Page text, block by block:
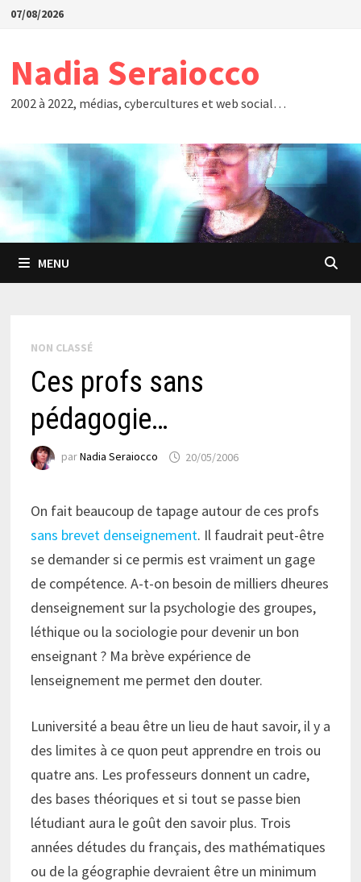
Passer
07/08/2026
Nadia Seraiocco
2002 à 2022, médias, cybercultures et web social…
MENU
NON CLASSÉ
Ces profs sans
pédagogie…
parNadia Seraiocco 20/05/2006
On fait beaucoup de tapage autour de ces profs
sans brevet denseignement. Il faudrait peut-être
se demander si ce permis est vraiment un gage
de compétence. A-t-on besoin de milliers dheures
denseignement sur la psychologie des groupes,
léthique ou la sociologie pour devenir un bon
enseignant ? Ma brève expérience de
lenseignement me permet den douter.
Luniversité a beau être un lieu de haut savoir, il y a
des limites à ce quon peut apprendre en trois ou
quatre ans. Les professeurs donnent un cadre,
des bases théoriques et si tout se passe bien
létudiant aura le goût den savoir plus. Trois
années détudes du français, des mathématiques
ou de la géographie devraient être un minimum